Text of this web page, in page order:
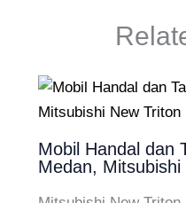
Mobil Handal dan
Medan,